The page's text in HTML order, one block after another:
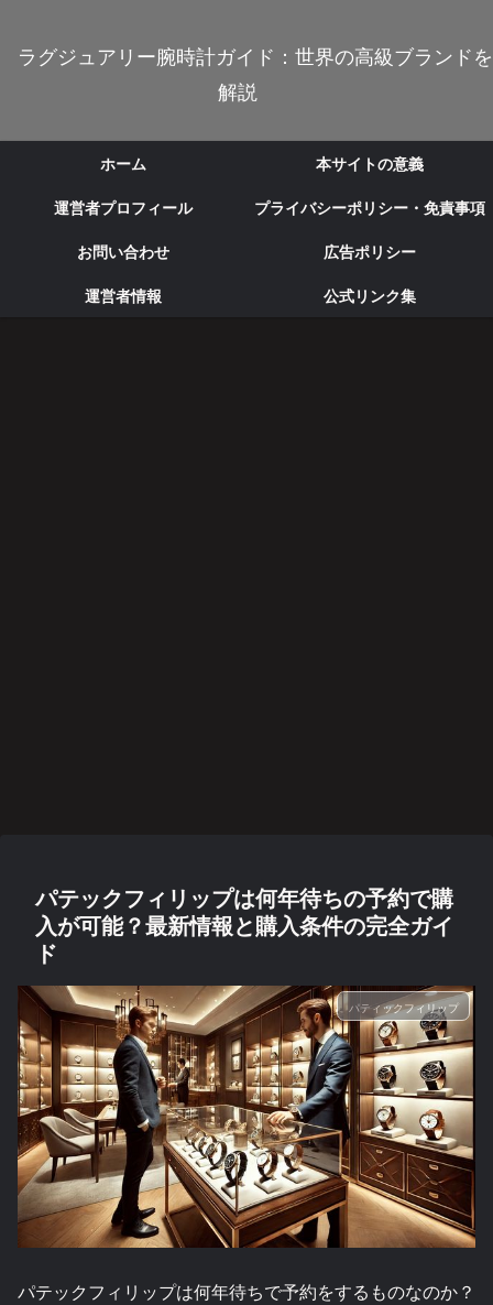
ラグジュアリー腕時計ガイド：世界の高級ブランドを
解説
ホーム
本サイトの意義
運営者プロフィール
プライバシーポリシー・免責事項
お問い合わせ
広告ポリシー
運営者情報
公式リンク集
パテックフィリップは何年待ちの予約で購
入が可能？最新情報と購入条件の完全ガイ
ド
パティックフィリップ
パテックフィリップは何年待ちで予約をするものなのか？